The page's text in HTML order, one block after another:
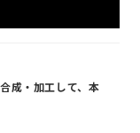
成・加工して、本